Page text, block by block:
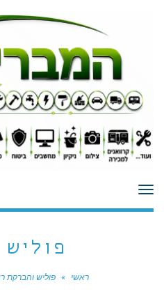
תפריט
ראשי » פוליש והברקת